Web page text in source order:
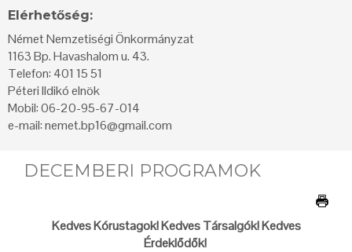
Elérhetőség:
Német Nemzetiségi Önkormányzat
1163 Bp. Havashalom u. 43.
Telefon: 401 15 51
Péteri Ildikó elnök
Mobil: 06-20-95-67-014
e-mail: nemet.bp16@gmail.com
DECEMBERI PROGRAMOK
Kedves Kórustagok! Kedves Társalgók! Kedves
Érdeklődők!